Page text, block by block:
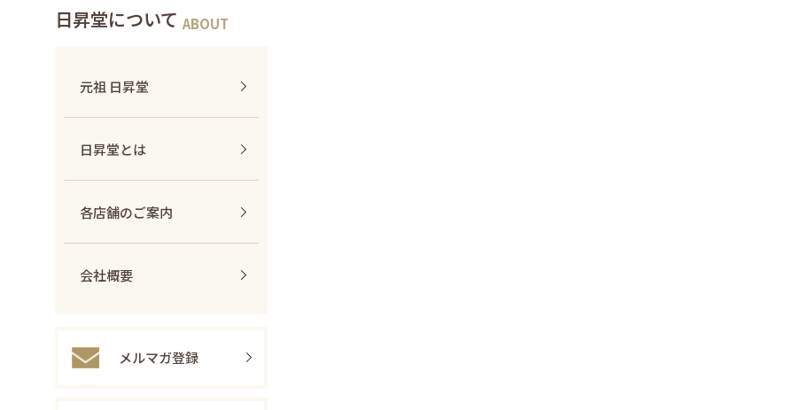
日昇堂について
元祖 日昇堂
日昇堂とは
各店舗のご案内
会社概要
メルマガ登録